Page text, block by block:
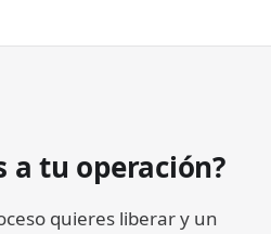
a tu operación?
quieres liberar y un